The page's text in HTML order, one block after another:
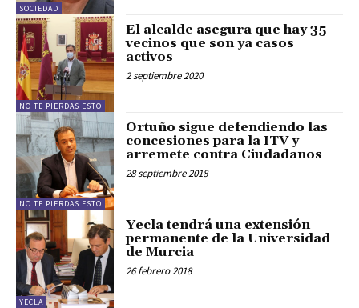
SOCIEDAD
NO TE PIERDAS ESTO
El alcalde asegura que hay 35
vecinos que son ya casos
activos
2 septiembre 2020
NO TE PIERDAS ESTO
Ortuño sigue defendiendo las
concesiones para la ITV y
arremete contra Ciudadanos
28 septiembre 2018
YECLA
Yecla tendrá una extensión
permanente de la Universidad
de Murcia
26 febrero 2018